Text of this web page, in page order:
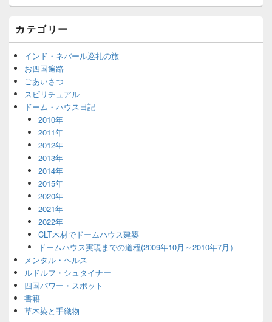
カテゴリー
インド・ネパール巡礼の旅
お四国遍路
ごあいさつ
スピリチュアル
ドーム・ハウス日記
2010年
2011年
2012年
2013年
2014年
2015年
2020年
2021年
2022年
CLT木材でドームハウス建築
ドームハウス実現までの道程(2009年10月～2010年7月）
メンタル・ヘルス
ルドルフ・シュタイナー
四国パワー・スポット
書籍
草木染と手織物